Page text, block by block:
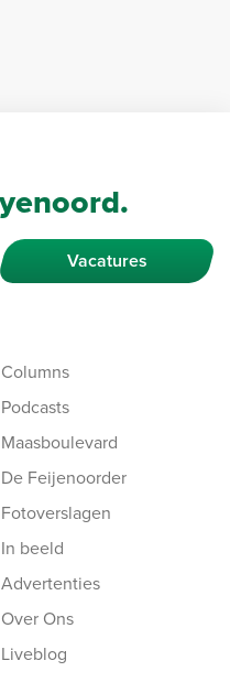
Vacatures
Columns
Podcasts
Maasboulevard
De Feijenoorder
Fotoverslagen
In beeld
Advertenties
Over Ons
Liveblog